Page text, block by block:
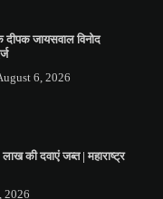
दीपक जायसवाल विनोद
6, 2026
की दवाएं जब्त | महाराष्ट्र
2026